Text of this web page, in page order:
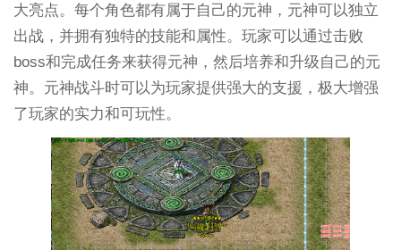
大亮点。每个角色都有属于自己的元神，元神可以独立
出战，并拥有独特的技能和属性。玩家可以通过击败
boss和完成任务来获得元神，然后培养和升级自己的元
神。元神战斗时可以为玩家提供强大的支援，极大增强
了玩家的实力和可玩性。